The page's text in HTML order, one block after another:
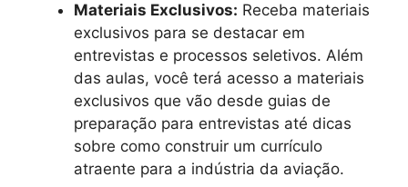
Materiais Exclusivos: Receba materiais
exclusivos para se destacar em
entrevistas e processos seletivos. Além
das aulas, você terá acesso a materiais
exclusivos que vão desde guias de
preparação para entrevistas até dicas
sobre como construir um currículo
atraente para a indústria da aviação.